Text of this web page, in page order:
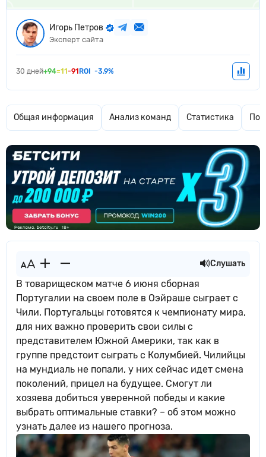
Игорь Петров
Эксперт сайта
30 дней+94=11 -91 ROI -3.9%
Общая информация Анализ команд Статистика
Слушать
В товарищеском матче 6 июня сборная
Португалии на своем поле в Оэйраше сыграет с
Чили. Португальцы готовятся к чемпионату мира,
для них важно проверить свои силы с
представителем Южной Америки, так как в
группе предстоит сыграть с Колумбией. Чилийцы
на мундиаль не попали, у них сейчас идет смена
поколений, прицел на будущее. Смогут ли
хозяева добиться уверенной победы и какие
выбрать оптимальные ставки? – об этом можно
узнать далее из нашего прогноза.